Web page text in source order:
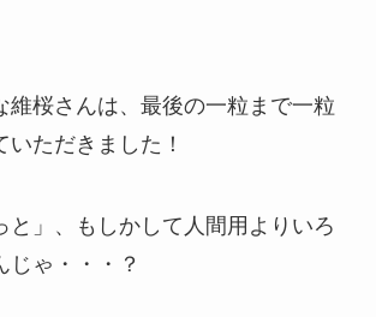
維桜さんは、最後の一粒まで一粒
ただきました！
と」、もしかして人間用よりいろ
じゃ・・・？